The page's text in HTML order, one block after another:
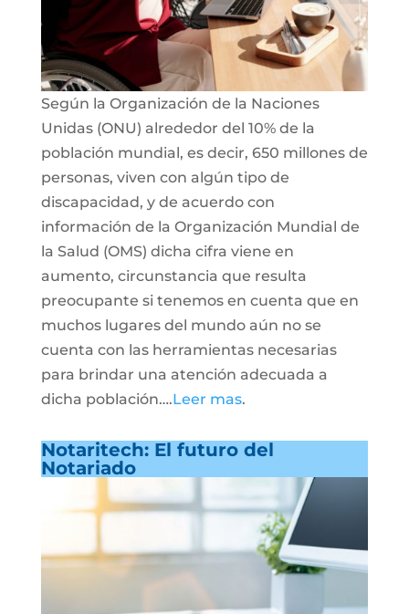
Según la Organización de la Naciones
Unidas (ONU) alrededor del 10% de la
población mundial, es decir, 650 millones de
personas, viven con algún tipo de
discapacidad, y de acuerdo con
información de la Organización Mundial de
la Salud (OMS) dicha cifra viene en
aumento, circunstancia que resulta
preocupante si tenemos en cuenta que en
muchos lugares del mundo aún no se
cuenta con las herramientas necesarias
para brindar una atención adecuada a
dicha población….Leer mas.
Notaritech: El futuro del
Notariado